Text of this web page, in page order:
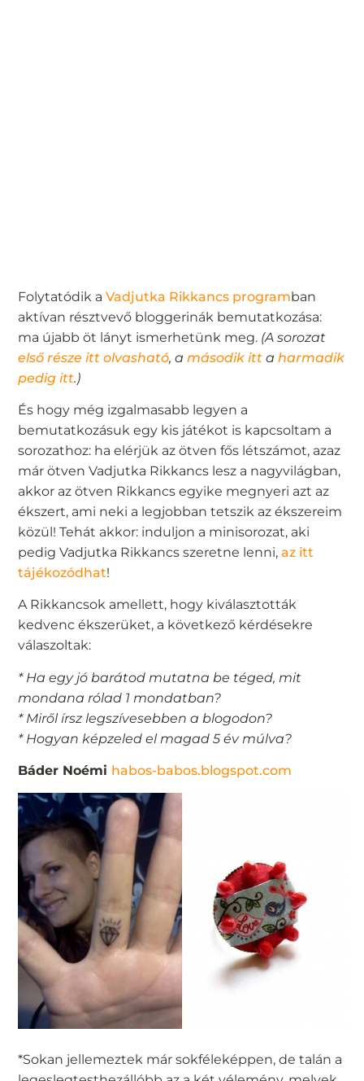
Folytatódik aVadjutka Rikkancs programban
aktívan résztvevő bloggerinák bemutatkozása:
ma újabb öt lányt ismerhetünk meg. (A sorozat
első része itt olvasható, a második itt a harmadik
pedig itt.)
És hogy még izgalmasabb legyen a
bemutatkozásuk egy kis játékot is kapcsoltam a
sorozathoz: ha elérjük az ötven fős létszámot, azaz
már ötven Vadjutka Rikkancs lesz a nagyvilágban,
akkor az ötven Rikkancs egyike megnyeri azt az
ékszert, ami neki a legjobban tetszik az ékszereim
közül! Tehát akkor: induljon a minisorozat, aki
pedig Vadjutka Rikkancs szeretne lenni,az itt
tájékozódhat!
A Rikkancsok amellett, hogy kiválasztották
kedvenc ékszerüket, a következő kérdésekre
válaszoltak:
* Ha egy jó barátod mutatna be téged, mit
mondana rólad 1 mondatban?
* Miről írsz legszívesebben a blogodon?
* Hogyan képzeled el magad 5 év múlva?
Báder Noémi habos-babos.blogspot.com
*Sokan jellemeztek már sokféleképpen, de talán a